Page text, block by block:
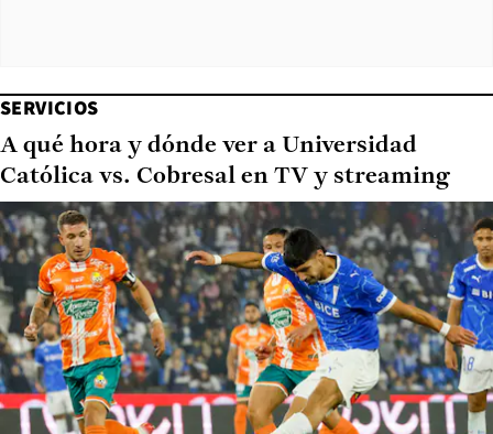
SERVICIOS
A qué hora y dónde ver a Universidad
Católica vs. Cobresal en TV y streaming